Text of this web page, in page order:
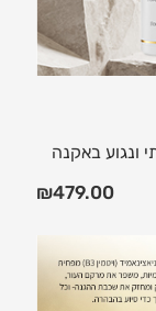
ונגוע באקנה
₪479.00